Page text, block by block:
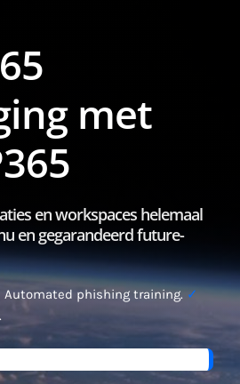
met
en workspaces helemaal
en gegarandeerd future-
Automated phishing training. ✓